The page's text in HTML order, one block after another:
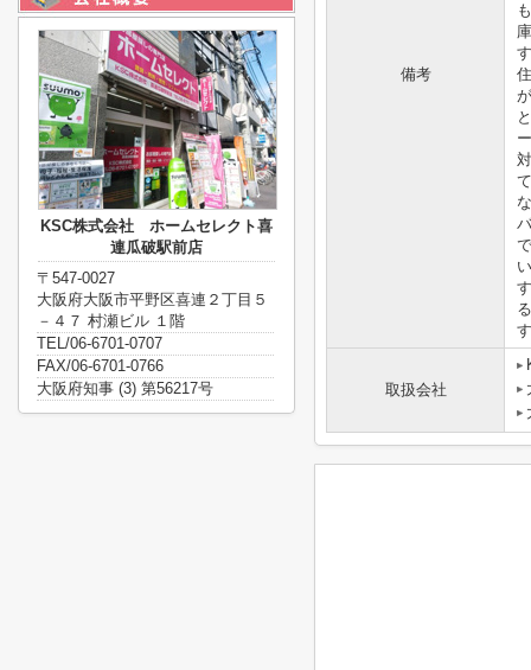
備考
取扱会社
KSC株式会社 ホームセレクト喜
連瓜破駅前店
〒547-0027
大阪府大阪市平野区喜連２丁目５
－４７ 村瀬ビル １階
TEL/06-6701-0707
FAX/06-6701-0766
大阪府知事 (3) 第56217号